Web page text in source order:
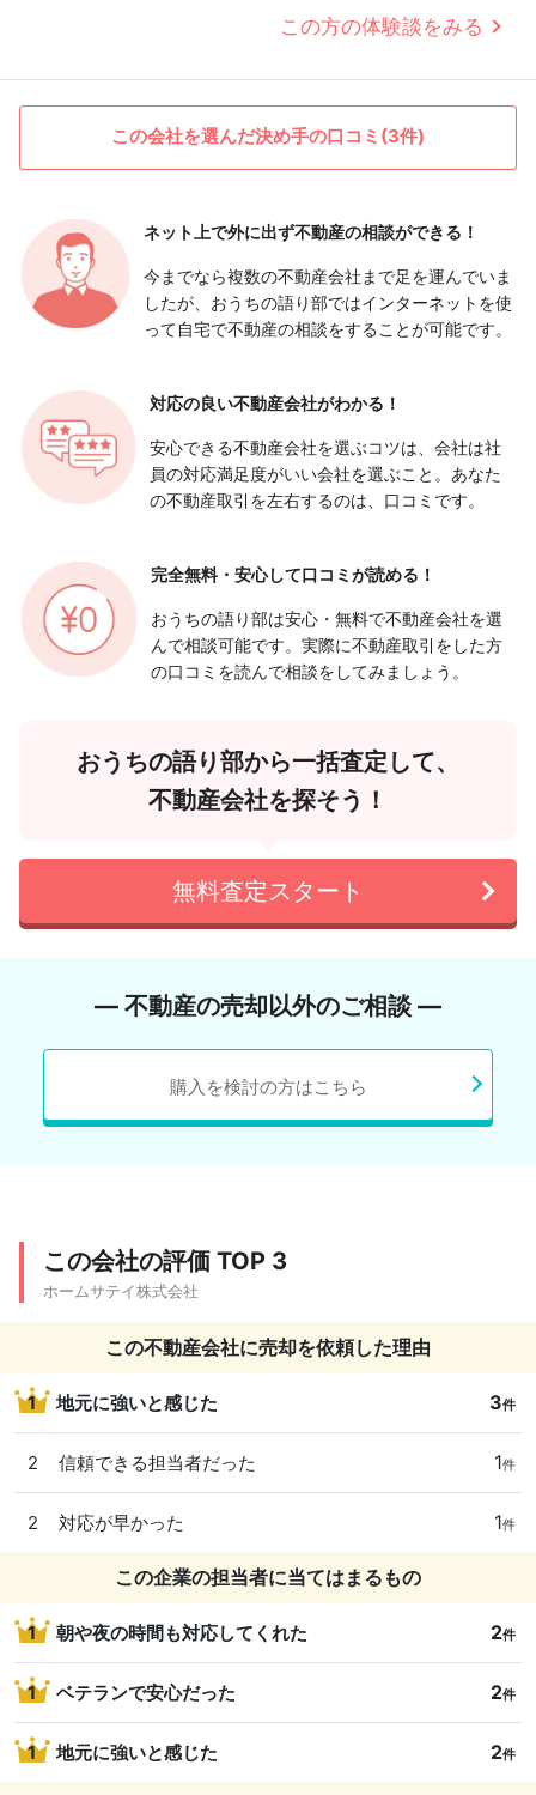
この方の体験談をみる
この会社を選んだ決め手の口コミ(3件)
ネット上で外に出ず不動産の相談ができる！
今までなら複数の不動産会社まで足を運んでいま
したが、おうちの語り部ではインターネットを使
って自宅で不動産の相談をすることが可能です。
対応の良い不動産会社がわかる！
安心できる不動産会社を選ぶコツは、会社は社
員の対応満足度がいい会社を選ぶこと。あなた
の不動産取引を左右するのは、口コミです。
完全無料・安心して口コミが読める！
おうちの語り部は安心・無料で不動産会社を選
んで相談可能です。実際に不動産取引をした方
の口コミを読んで相談をしてみましょう。
おうちの語り部から一括査定して、
不動産会社を探そう！
無料査定スタート
― 不動産の売却以外のご相談 ―
購入を検討の方はこちら
この会社の評価 TOP 3
ホームサテイ株式会社
この不動産会社に売却を依頼した理由
1 地元に強いと感じた 3件
2 信頼できる担当者だった 1件
2 対応が早かった 1件
この企業の担当者に当てはまるもの
1 朝や夜の時間も対応してくれた 2件
1 ベテランで安心だった 2件
1 地元に強いと感じた 2件